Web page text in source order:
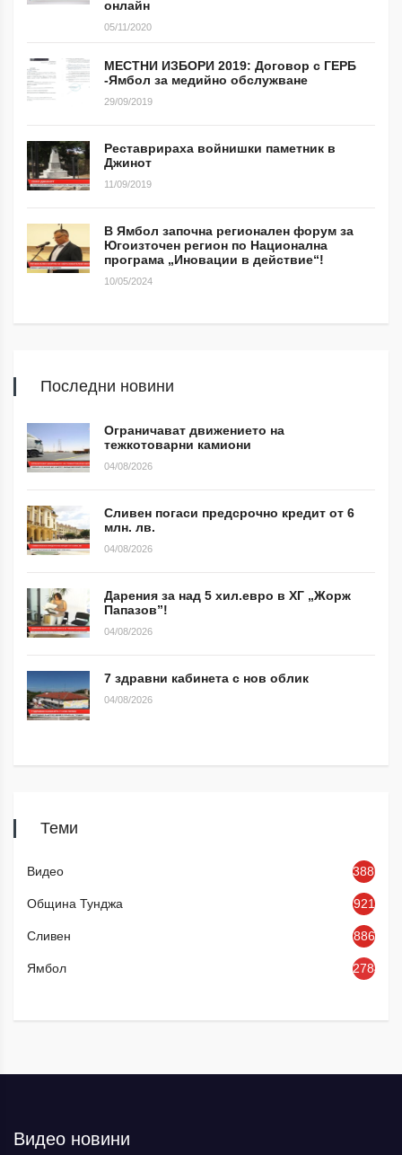
онлайн
05/11/2020
МЕСТНИ ИЗБОРИ 2019: Договор с ГЕРБ
-Ямбол за медийно обслужване
29/09/2019
Реставрираха войнишки паметник в
Джинот
11/09/2019
В Ямбол започна регионален форум за
Югоизточен регион по Национална
програма „Иновации в действие“!
10/05/2024
Последни новини
Ограничават движението на
тежкотоварни камиони
04/08/2026
Сливен погаси предсрочно кредит от 6
млн. лв.
04/08/2026
Дарения за над 5 хил.евро в ХГ „Жорж
Папазов”!
04/08/2026
7 здравни кабинета с нов облик
04/08/2026
Теми
Видео 3886
Община Тунджа 921
Сливен 886
Ямбол 2784
Видео новини